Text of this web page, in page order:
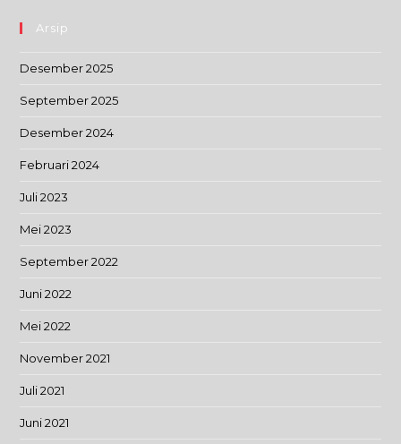
Arsip
Desember 2025
September 2025
Desember 2024
Februari 2024
Juli 2023
Mei 2023
September 2022
Juni 2022
Mei 2022
November 2021
Juli 2021
Juni 2021